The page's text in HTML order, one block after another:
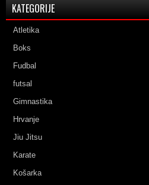
KATEGORIJE
Atletika
Boks
Fudbal
futsal
Gimnastika
Hrvanje
Jiu Jitsu
Karate
Košarka